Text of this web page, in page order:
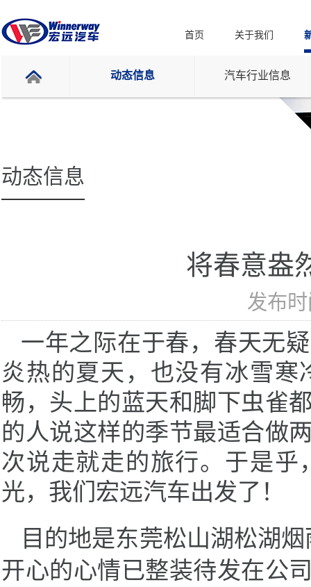
首页 关于我们
动态信息 汽车行业信息
动态信息
将春意盎
发布
一年之际在于春，春天无
炎热的夏天，也没有冰雪
畅，头上的蓝天和脚下虫雀
的人说这样的季节最适合做
次说走就走的旅行。于是
光，我们宏远汽车出发了！
目的地是东莞松山湖松湖
开心的心情已整装待发在公